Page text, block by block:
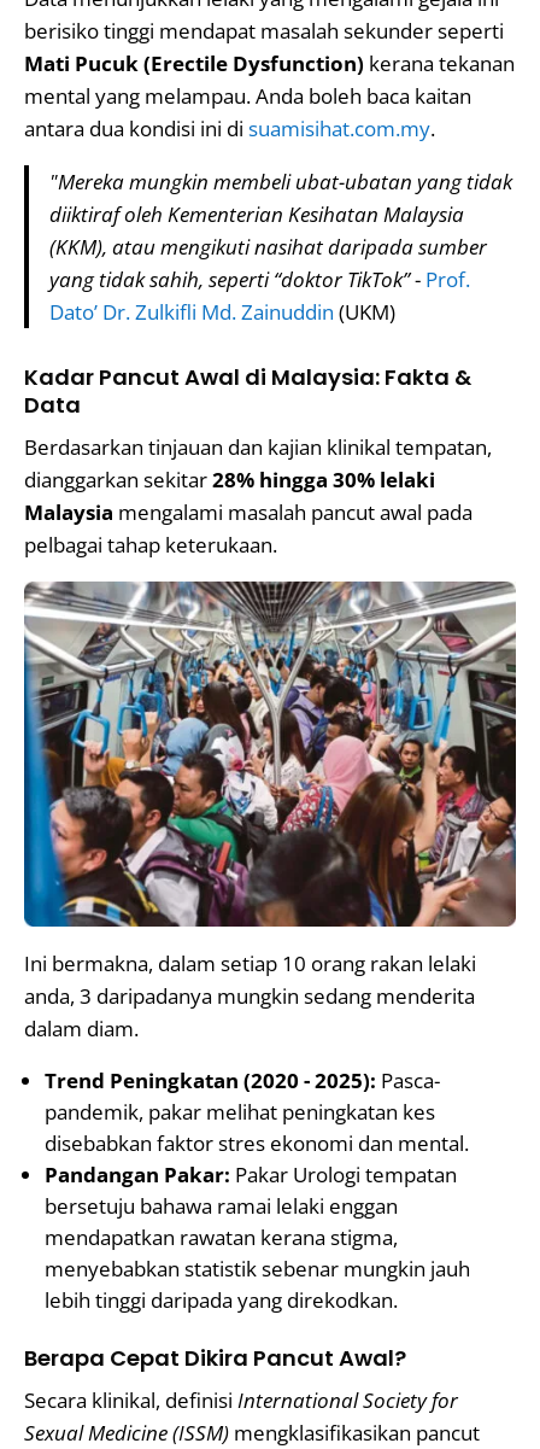
berisiko tinggi mendapat masalah sekunder seperti
Mati Pucuk (Erectile Dysfunction) kerana tekanan
mental yang melampau. Anda boleh baca kaitan
antara dua kondisi ini di suamisihat.com.my.
"Mereka mungkin membeli ubat-ubatan yang tidak
diiktiraf oleh Kementerian Kesihatan Malaysia
(KKM), atau mengikuti nasihat daripada sumber
yang tidak sahih, seperti “doktor TikTok”- Prof.
Dato’ Dr. Zulkifli Md. Zainuddin (UKM)
Kadar Pancut Awal di Malaysia: Fakta &
Data
Berdasarkan tinjauan dan kajian klinikal tempatan,
dianggarkan sekitar28% hingga 30% lelaki
Malaysia mengalami masalah pancut awal pada
pelbagai tahap keterukaan.
Ini bermakna, dalam setiap 10 orang rakan lelaki
anda, 3 daripadanya mungkin sedang menderita
dalam diam.
Trend Peningkatan (2020 - 2025): Pasca-
pandemik, pakar melihat peningkatan kes
disebabkan faktor stres ekonomi dan mental.
Pandangan Pakar: Pakar Urologi tempatan
bersetuju bahawa ramai lelaki enggan
mendapatkan rawatan kerana stigma,
menyebabkan statistik sebenar mungkin jauh
lebih tinggi daripada yang direkodkan.
Berapa Cepat Dikira Pancut Awal?
Secara klinikal, definisi International Society for
Sexual Medicine (ISSM) mengklasifikasikan pancut